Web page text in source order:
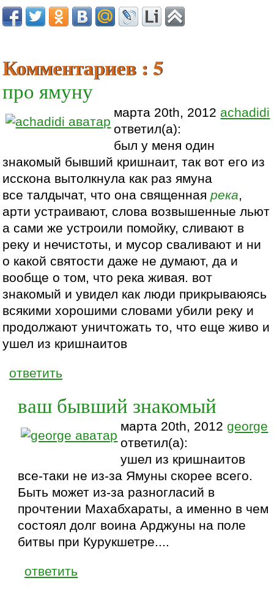
Комментариев : 5
про ямуну
марта 20th, 2012 achadidi
ответил(а):
был у меня один
знакомый бывший кришнаит, так вот его из
исскона вытолкнула как раз ямуна
все талдычат, что она священнаярека,
арти устраивают, слова возвышенные льют
а сами же устроили помойку, сливают в
реку и нечистоты, и мусор сваливают и ни
о какой святости даже не думают, да и
вообще о том, что река живая. вот
знакомый и увидел как люди прикрываюясь
всякими хорошими словами убили реку и
продолжают уничтожать то, что еще живо и
ушел из кришнаитов
ответить
ваш бывший знакомый
марта 20th, 2012george
ответил(а):
ушел из кришнаитов
все-таки не из-за Ямуны скорее всего.
Быть может из-за разногласий в
прочтении Махабхараты, а именно в чем
состоял долг воина Арджуны на поле
битвы при Курукшетре....
ответить